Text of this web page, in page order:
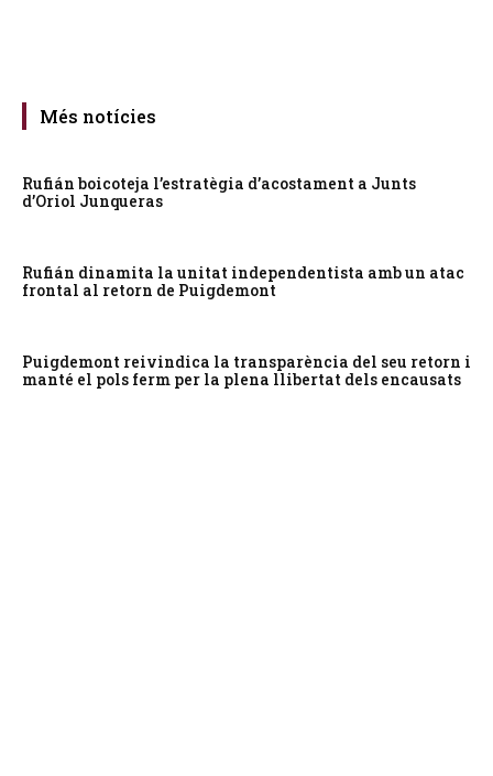
Més notícies
Rufián boicoteja l’estratègia d’acostament a Junts
d’Oriol Junqueras
Rufián dinamita la unitat independentista amb un atac
frontal al retorn de Puigdemont
Puigdemont reivindica la transparència del seu retorn i
manté el pols ferm per la plena llibertat dels encausats